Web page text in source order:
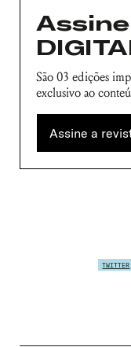
São 03 edições
exclusivo ao
Assine a
TWITTER